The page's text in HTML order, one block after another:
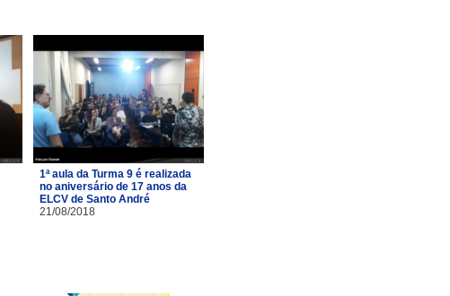
1ª aula da Turma 9 é realizada
no aniversário de 17 anos da
ELCV de Santo André
21/08/2018